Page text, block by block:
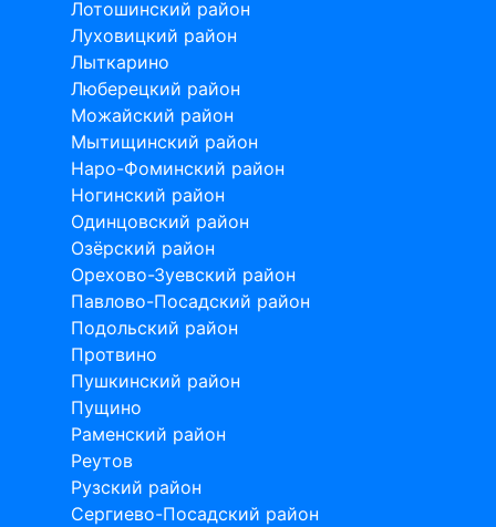
Лотошинский район
Луховицкий район
Лыткарино
Люберецкий район
Можайский район
Мытищинский район
Наро-Фоминский район
Ногинский район
Одинцовский район
Озёрский район
Орехово-Зуевский район
Павлово-Посадский район
Подольский район
Протвино
Пушкинский район
Пущино
Раменский район
Реутов
Рузский район
Сергиево-Посадский район